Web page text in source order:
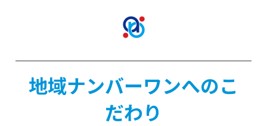
地域ナンバーワンへのこ
だわり